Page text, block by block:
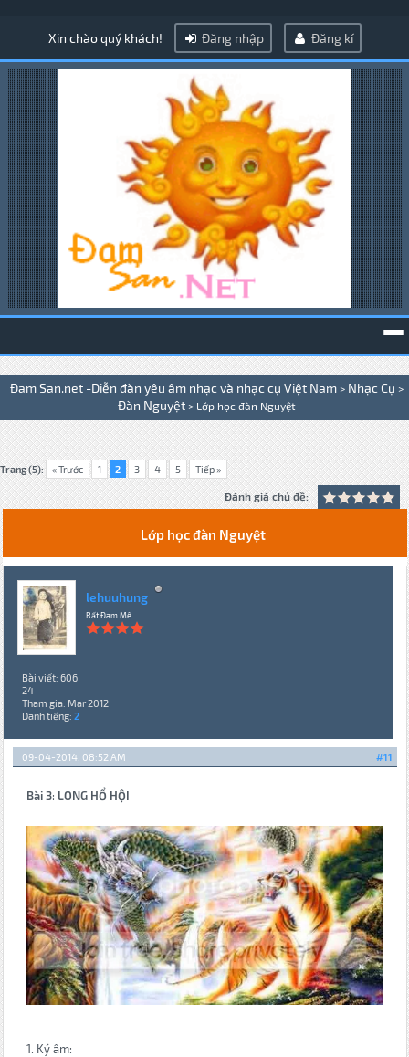
Xin chào quý khách! Đăng nhập Đăng kí
Đam San.net -Diễn đàn yêu âm nhạc và nhạc cụ Việt Nam > Nhạc Cụ >
Đàn Nguyệt > Lớp học đàn Nguyệt
Trang (5): « Trước 1 2 3 4 5 Tiếp »
Đánh giá chủ đề:
Lớp học đàn Nguyệt
lehuuhung
Rất Đam Mê
Bài viết: 606
24
Tham gia: Mar 2012
Danh tiếng: 2
#11
09-04-2014, 08:52 AM
Bài 3: LONG HỔ HỘI
1. Ký âm: